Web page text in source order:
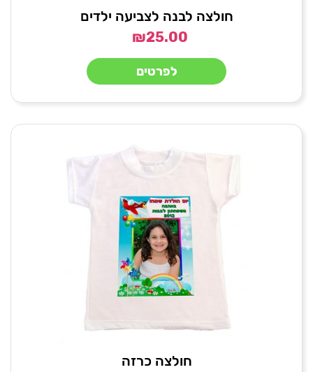
חולצה לבנה לצביעה ילדים
₪25.00
לפרטים
חולצה כרזה